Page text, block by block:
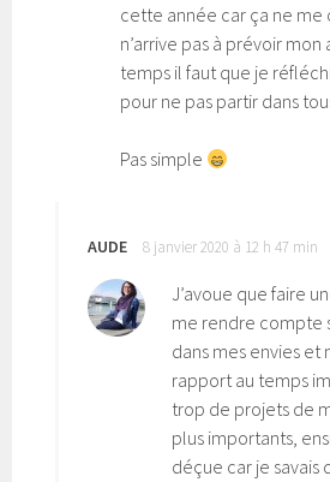
cette année car ça ne me
n’arrive pas à prévoir
temps il faut que je
pour ne pas partir dans
Pas simple
AUDE 8 janvier 2020 à 12 h 47 min
J’avoue que faire
me rendre compte
dans mes envies et
rapport au temps
trop de projets de
plus importants,
déçue car je savais